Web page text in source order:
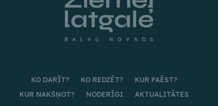
KO DARĪT? KO REDZĒT?
KUR PAĒST?
KUR NAKŠŅOT?
NODERĪGI AKTUALITĀTES